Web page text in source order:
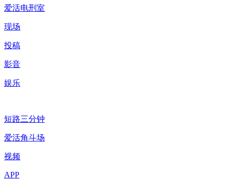
爱活电刑室
现场
投稿
影音
娱乐
短路三分钟
爱活角斗场
视频
APP